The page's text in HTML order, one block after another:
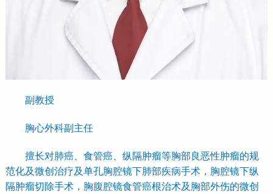
副教授
胸心外科副主任
擅长对肺癌、食管癌、纵隔肿瘤等胸部良恶性肿瘤的规
范化及微创治疗及单孔胸腔镜下肺部疾病手术，胸腔镜下纵
隔肿瘤切除手术，胸腹腔镜食管癌根治术及胸部外伤的微创